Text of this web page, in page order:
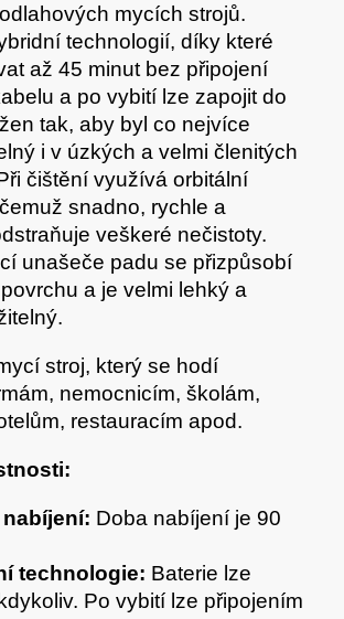
mycích strojů.
technologií, díky které
až 45 minut bez připojení
a po vybití lze zapojit do
tak, aby byl co nejvíce
i v úzkých a velmi členitých
čištění využívá orbitální
snadno, rychle a
veškeré nečistoty.
unašeče padu se přizpůsobí
a je velmi lehký a
stroj, který se hodí
nemocnicím, školám,
restauracím apod.
Doba nabíjení je 90
technologie: Baterie lze
Po vybití lze připojením